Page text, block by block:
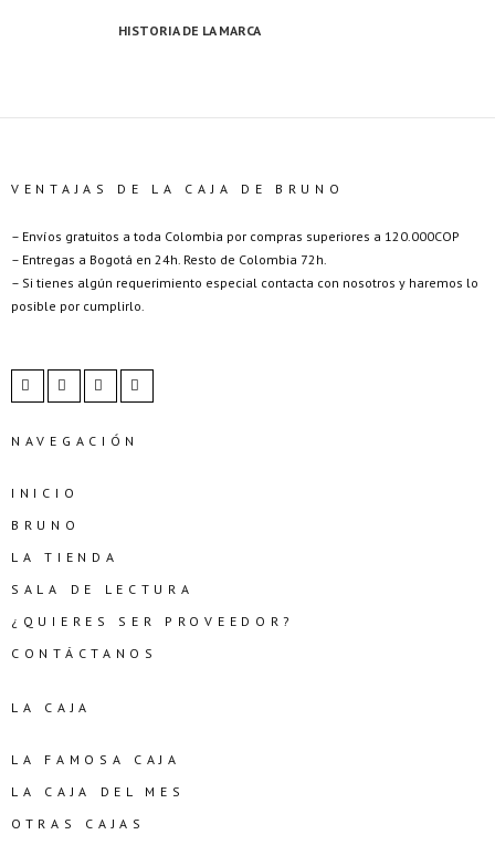
HISTORIA DE LA MARCA
VENTAJAS DE LA CAJA DE BRUNO
– Envíos gratuitos a toda Colombia por compras superiores a 120.000COP
– Entregas a Bogotá en 24h. Resto de Colombia 72h.
– Si tienes algún requerimiento especial contacta con nosotros y haremos lo
posible por cumplirlo.
NAVEGACIÓN
INICIO
BRUNO
LA TIENDA
SALA DE LECTURA
¿QUIERES SER PROVEEDOR?
CONTÁCTANOS
LA CAJA
LA FAMOSA CAJA
LA CAJA DEL MES
OTRAS CAJAS